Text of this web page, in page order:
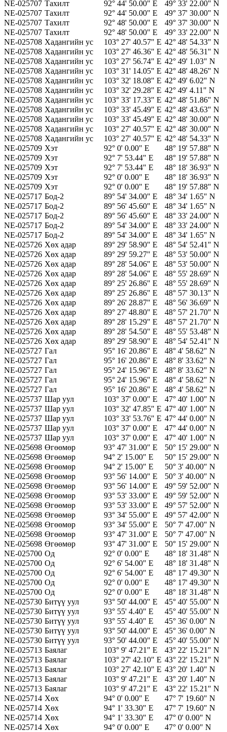
NE-025707 Тахилт 92° 44' 50.00" E
49° 33' 22.00" N
NE-025707 Тахилт 92° 44' 50.00" E
49° 37' 30.00" N
NE-025707 Тахилт 92° 48' 50.00" E
49° 37' 30.00" N
NE-025707 Тахилт 92° 48' 50.00" E
49° 33' 22.00" N
NE-025708 Хадангийн ус 103° 27' 40.57" E 42° 48' 54.33" N
NE-025708 Хадангийн ус 103° 27' 46.36" E 42° 48' 56.31" N
NE-025708 Хадангийн ус 103° 27' 56.74" E 42° 49' 1.03" N
NE-025708 Хадангийн ус 103° 31' 14.05" E 42° 48' 48.26" N
NE-025708 Хадангийн ус 103° 32' 18.08" E 42° 49' 6.02" N
NE-025708 Хадангийн ус 103° 32' 29.28" E 42° 49' 4.11" N
NE-025708 Хадангийн ус 103° 33' 17.33" E 42° 48' 51.86" N
NE-025708 Хадангийн ус 103° 33' 45.49" E 42° 48' 43.63" N
NE-025708 Хадангийн ус 103° 33' 45.49" E 42° 48' 30.00" N
NE-025708 Хадангийн ус 103° 27' 40.57" E 42° 48' 30.00" N
NE-025708 Хадангийн ус 103° 27' 40.57" E 42° 48' 54.33" N
NE-025709 Хэт 92° 0' 0.00" E
48° 19' 57.88" N
NE-025709 Хэт 92° 7' 53.44" E
48° 19' 57.88" N
NE-025709 Хэт 92° 7' 53.44" E
48° 18' 36.93" N
NE-025709 Хэт 92° 0' 0.00" E
48° 18' 36.93" N
NE-025709 Хэт 92° 0' 0.00" E
48° 19' 57.88" N
NE-025717 Бод-2 89° 54' 34.00" E
48° 34' 1.65" N
NE-025717 Бод-2 89° 56' 45.60" E
48° 34' 1.65" N
NE-025717 Бод-2 89° 56' 45.60" E
48° 33' 24.00" N
NE-025717 Бод-2 89° 54' 34.00" E
48° 33' 24.00" N
NE-025717 Бод-2 89° 54' 34.00" E
48° 34' 1.65" N
NE-025726 Хөх адар 89° 29' 58.90" E
48° 54' 52.41" N
NE-025726 Хөх адар 89° 29' 59.27" E
48° 53' 50.00" N
NE-025726 Хөх адар 89° 28' 54.06" E
48° 53' 50.00" N
NE-025726 Хөх адар 89° 28' 54.06" E
48° 55' 28.69" N
NE-025726 Хөх адар 89° 25' 26.86" E
48° 55' 28.69" N
NE-025726 Хөх адар 89° 25' 26.86" E
48° 57' 30.13" N
NE-025726 Хөх адар 89° 26' 28.87" E
48° 56' 36.69" N
NE-025726 Хөх адар 89° 27' 48.80" E
48° 57' 21.70" N
NE-025726 Хөх адар 89° 28' 15.29" E
48° 57' 21.70" N
NE-025726 Хөх адар 89° 28' 54.50" E
48° 55' 53.48" N
NE-025726 Хөх адар 89° 29' 58.90" E
48° 54' 52.41" N
NE-025727 Гал 95° 16' 20.86" E
48° 4' 58.62" N
NE-025727 Гал 95° 16' 20.86" E
48° 8' 33.62" N
NE-025727 Гал 95° 24' 15.96" E
48° 8' 33.62" N
NE-025727 Гал 95° 24' 15.96" E
48° 4' 58.62" N
NE-025727 Гал 95° 16' 20.86" E
48° 4' 58.62" N
NE-025737 Шар уул 103° 37' 0.00" E
47° 40' 1.00" N
NE-025737 Шар уул 103° 32' 47.85" E 47° 40' 1.00" N
NE-025737 Шар уул 103° 33' 53.76" E 47° 44' 0.00" N
NE-025737 Шар уул 103° 37' 0.00" E
47° 44' 0.00" N
NE-025737 Шар уул 103° 37' 0.00" E
47° 40' 1.00" N
NE-025698 Өгөөмөр 93° 47' 31.00" E
50° 15' 29.00" N
NE-025698 Өгөөмөр 94° 2' 15.00" E
50° 15' 29.00" N
NE-025698 Өгөөмөр 94° 2' 15.00" E
50° 3' 40.00" N
NE-025698 Өгөөмөр 93° 56' 14.00" E
50° 3' 40.00" N
NE-025698 Өгөөмөр 93° 56' 14.00" E
49° 59' 52.00" N
NE-025698 Өгөөмөр 93° 53' 33.00" E
49° 59' 52.00" N
NE-025698 Өгөөмөр 93° 53' 33.00" E
49° 57' 52.00" N
NE-025698 Өгөөмөр 93° 34' 55.00" E
49° 57' 42.00" N
NE-025698 Өгөөмөр 93° 34' 55.00" E
50° 7' 47.00" N
NE-025698 Өгөөмөр 93° 47' 31.00" E
50° 7' 47.00" N
NE-025698 Өгөөмөр 93° 47' 31.00" E
50° 15' 29.00" N
NE-025700 Од 92° 0' 0.00" E
48° 18' 31.48" N
NE-025700 Од 92° 6' 54.00" E
48° 18' 31.48" N
NE-025700 Од 92° 6' 54.00" E
48° 17' 49.30" N
NE-025700 Од 92° 0' 0.00" E
48° 17' 49.30" N
NE-025700 Од 92° 0' 0.00" E
48° 18' 31.48" N
NE-025730 Битүү уул 93° 50' 44.00" E
45° 40' 55.00" N
NE-025730 Битүү уул 93° 55' 4.40" E
45° 40' 55.00" N
NE-025730 Битүү уул 93° 55' 4.40" E
45° 36' 0.00" N
NE-025730 Битүү уул 93° 50' 44.00" E
45° 36' 0.00" N
NE-025730 Битүү уул 93° 50' 44.00" E
45° 40' 55.00" N
NE-025713 Баялаг 103° 9' 47.21" E
43° 22' 15.21" N
NE-025713 Баялаг 103° 27' 42.10" E 43° 22' 15.21" N
NE-025713 Баялаг 103° 27' 42.10" E 43° 20' 1.40" N
NE-025713 Баялаг 103° 9' 47.21" E
43° 20' 1.40" N
NE-025713 Баялаг 103° 9' 47.21" E
43° 22' 15.21" N
NE-025714 Хөх 94° 0' 0.00" E
47° 7' 19.60" N
NE-025714 Хөх 94° 1' 33.30" E
47° 7' 19.60" N
NE-025714 Хөх 94° 1' 33.30" E
47° 0' 0.00" N
NE-025714 Хөх 94° 0' 0.00" E 47° 0' 0.00" N